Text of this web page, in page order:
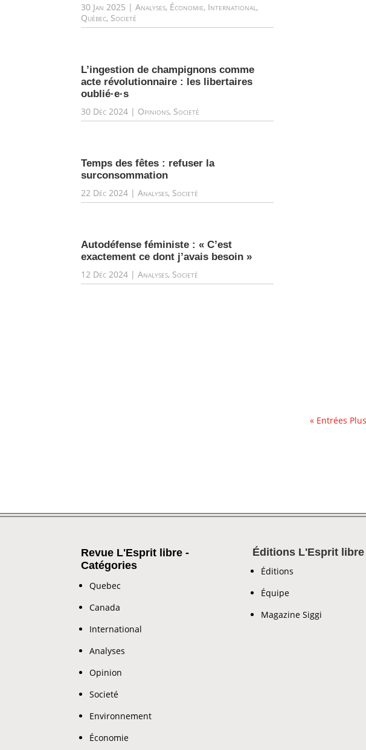
30 Jan 2025 |Analyses, Économie, International ,
Québec, Societé
L’ingestion de champignons comme
acte révolutionnaire : les libertaires
oublié·e·s
30 Déc 2024 | Opinions, Societé
Temps des fêtes : refuser la
surconsommation
22 Déc 2024 |Analyses, Societé
Autodéfense féministe : « C’est
exactement ce dont j’avais besoin »
12 Déc 2024 |Analyses, Societé
« Entrées
Revue L'Esprit libre -
Catégories
Quebec
Canada
International
Analyses
Opinion
Societé
Environnement
Économie
Éditions L'Esprit libre
Éditions
Équipe
Magazine Siggi